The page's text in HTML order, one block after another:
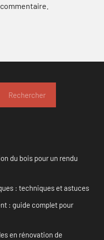
Rechercher
du bois pour un rendu
: techniques et astuces
: guide complet pour
en rénovation de